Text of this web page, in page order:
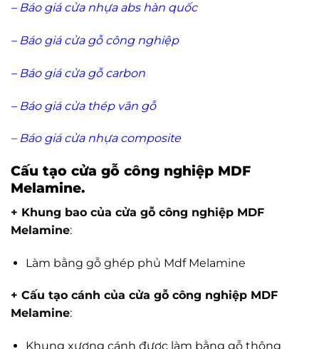
– Báo giá cửa nhựa abs hàn quốc
– Báo giá cửa gỗ công nghiệp
–Báo giá cửa gỗ carbon
– Báo giá cửa thép vân gỗ
– Báo giá cửa nhựa composite
Cấu tạo cửa gỗ công nghiệp MDF
Melamine.
+ Khung bao của cửa gỗ công nghiệp MDF
Melamine:
Làm bằng gỗ ghép phủ Mdf Melamine
+ Cấu tạo cánh của cửa gỗ công nghiệp MDF
Melamine:
Khung xương cánh được làm bằng gỗ thông